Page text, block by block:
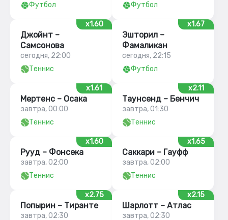
Футбол
Футбол
x1.60
Джойнт –
Самсонова
сегодня, 22:00
Теннис
x1.67
Эшторил –
Фамаликан
сегодня, 22:15
Футбол
x1.61
Мертенс – Осака
завтра, 00:00
Теннис
x2.11
Таунсенд – Бенчич
завтра, 01:30
Теннис
x1.60
Рууд – Фонсека
завтра, 02:00
Теннис
x1.65
Саккари – Гауфф
завтра, 02:00
Теннис
x2.75
Попырин – Тиранте
завтра, 02:30
x2.15
Шарлотт – Атлас
завтра, 02:30